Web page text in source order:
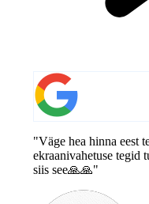
"Väge hea hinna eest
ekraanivahetuse tegid
siis see🙏🙏"